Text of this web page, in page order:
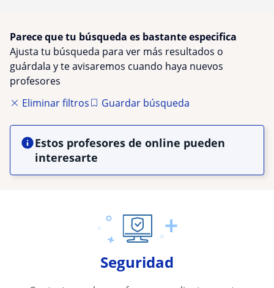
Parece que tu búsqueda es bastante especifica
Ajusta tu búsqueda para ver más resultados o
guárdala y te avisaremos cuando haya nuevos
profesores
Eliminar filtros
Guardar búsqueda
Estos profesores de online pueden
interesarte
Seguridad